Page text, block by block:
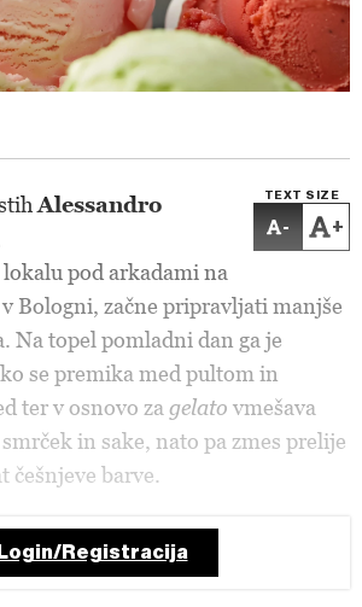
TEXT SIZE
- +
Alessandro
pod arkadami na
Bologni, začne pripravljati manjše
Na topel pomladni dan ga je
se premika med pultom in
ter v osnovo za gelato vmešava
in sake, nato pa zmes prelije
češnjeve barve.
Registracija